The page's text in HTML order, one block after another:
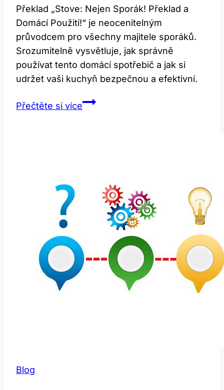
Překlad „Stove: Nejen Sporák! Překlad a
Domácí Použití!“ je neocenitelným
průvodcem pro všechny majitele sporáků.
Srozumitelně vysvětluje, jak správně
používat tento domácí spotřebič a jak si
udržet vaši kuchyň bezpečnou a efektivní.
Přečtěte si víceStove:
Použití!
Blog